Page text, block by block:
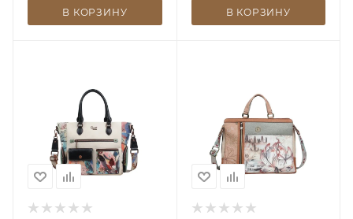
В КОРЗИНУ В КОРЗИНУ